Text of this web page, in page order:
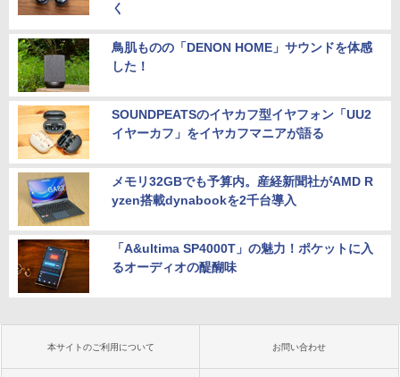
く
鳥肌ものの「DENON HOME」サウンドを体感
した！
SOUNDPEATSのイヤカフ型イヤフォン「UU2
イヤーカフ」をイヤカフマニアが語る
メモリ32GBでも予算内。産経新聞社がAMD R
yzen搭載dynabookを2千台導入
「A&ultima SP4000T」の魅力！ポケットに入
るオーディオの醍醐味
本サイトのご利用について お問い合わせ